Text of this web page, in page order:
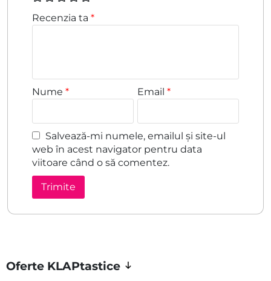
Recenzia ta *
Nume * Email*
Salvează-mi numele, emailul și site-ul
web în acest navigator pentru data
viitoare când o să comentez.
Oferte KLAPtastice